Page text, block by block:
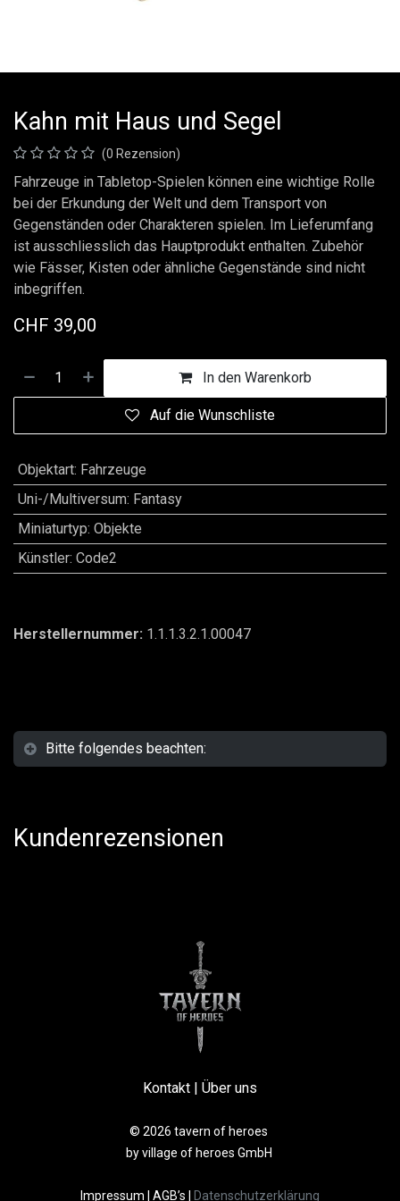
Kahn mit Haus und Segel
(0 Rezension)
Fahrzeuge in Tabletop-Spielen können eine wichtige Rolle
bei der Erkundung der Welt und dem Transport von
Gegenständen oder Charakteren spielen. Im Lieferumfang
ist ausschliesslich das Hauptprodukt enthalten. Zubehör
wie Fässer, Kisten oder ähnliche Gegenstände sind nicht
inbegriffen.
CHF 39,00
In den Warenkorb
Auf die Wunschliste
Objektart: Fahrzeuge
Uni-/Multiversum: Fantasy
Miniaturtyp: Objekte
Künstler: Code2
Herstellernummer: 1.1.1.3.2.1.00047
Bitte folgendes beachten:
Kundenrezensionen
Kontakt | Über uns
© 2026 tavern of heroes
by village of heroes GmbH
Impressum AGB’s Datenschutzerklärung​